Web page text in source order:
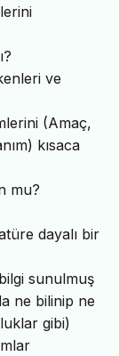
ve
(Amaç,
kısaca
mu?
dayalı bir
sunulmuş
ne bilinip ne
gibi)